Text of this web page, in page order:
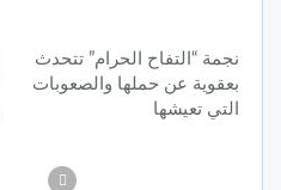
نجمة “التفاح الحرام” تتحدث
بعقوية عن حملها والصعوبات
التي تعيشها